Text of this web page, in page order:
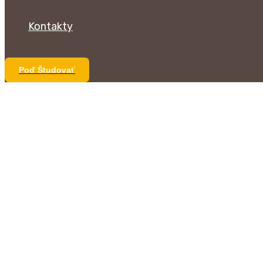
Kontakty
Poď Študovať